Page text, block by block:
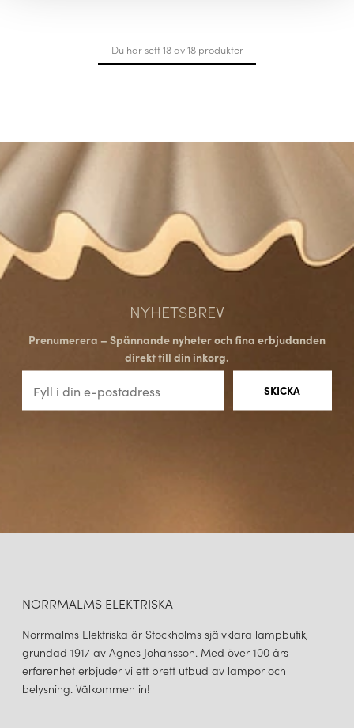
Du har sett 18 av 18 produkter
NYHETSBREV
Prenumerera – Spännande nyheter och fina erbjudanden
direkt till din inkorg.
NORRMALMS ELEKTRISKA
Norrmalms Elektriska är Stockholms självklara lampbutik,
grundad 1917 av Agnes Johansson. Med över 100 års
erfarenhet erbjuder vi ett brett utbud av lampor och
belysning. Välkommen in!